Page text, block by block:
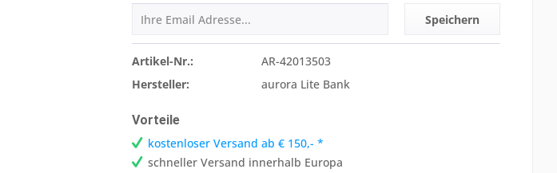
Speichern
Artikel-Nr.:
AR-42013503
Hersteller:
aurora Lite Bank
Vorteile
kostenloser Versand ab € 150,- *
schneller Versand innerhalb Europa